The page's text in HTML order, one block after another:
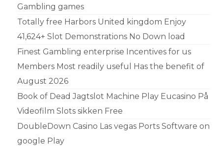
Gambling games
Totally free Harbors United kingdom Enjoy
41,624+ Slot Demonstrations No Down load
Finest Gambling enterprise Incentives for us
Members Most readily useful Has the benefit of
August 2026
Book of Dead Jagtslot Machine Play Eucasino På
Videofilm Slots sikken Free
DoubleDown Casino Las vegas Ports Software on
google Play